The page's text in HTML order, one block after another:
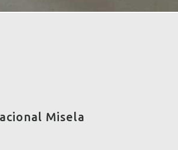
Misela